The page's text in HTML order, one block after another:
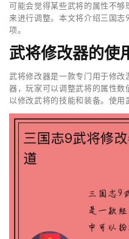
可能会觉得某些武将的属性不
来进行调整。本文将介绍三国
项。
武将修改器的使
武将修改器是一款专门用于修
器，玩家可以调整武将的属性
以修改武将的技能和装备。使用